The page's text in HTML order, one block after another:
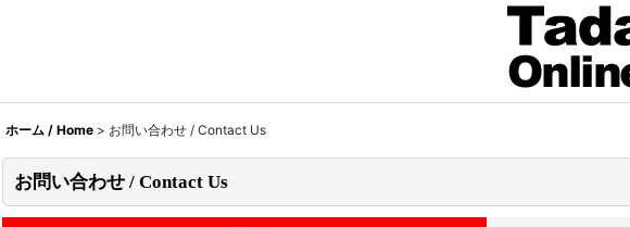
ホーム / Home > お問い合わせ / Contact Us
お問い合わせ / Contact Us